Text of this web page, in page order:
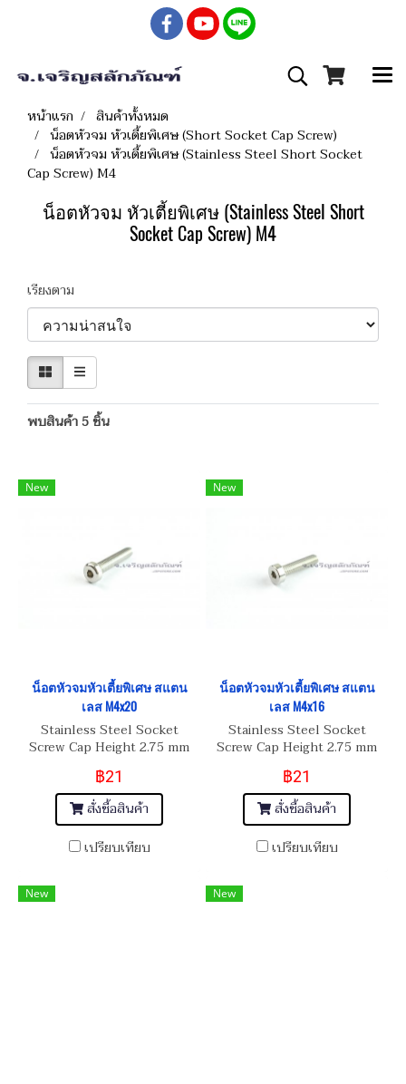
หน้าแรก
สินค้าทั้งหมด
น็อตหัวจม หัวเตี้ยพิเศษ (Short Socket Cap Screw)
น็อตหัวจม หัวเตี้ยพิเศษ (Stainless Steel Short Socket
Cap Screw) M4
น็อตหัวจม หัวเตี้ยพิเศษ (Stainless Steel Short
Socket Cap Screw) M4
เรียงตาม
พบสินค้า 5 ชิ้น
New
น็อตหัวจมหัวเตี้ยพิเศษ สแตน
เลส M4x20
Stainless Steel Socket
Screw Cap Height 2.75 mm
฿21
สั่งซื้อสินค้า
เปรียบเทียบ
New
น็อตหัวจมหัวเตี้ยพิเศษ สแตน
เลส M4x16
Stainless Steel Socket
Screw Cap Height 2.75 mm
฿21
สั่งซื้อสินค้า
เปรียบเทียบ
New New